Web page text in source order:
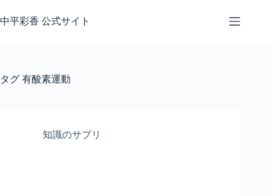
ン
ス
中平彩香 公式サイト
タグ 有酸素運動
知識のサプリ